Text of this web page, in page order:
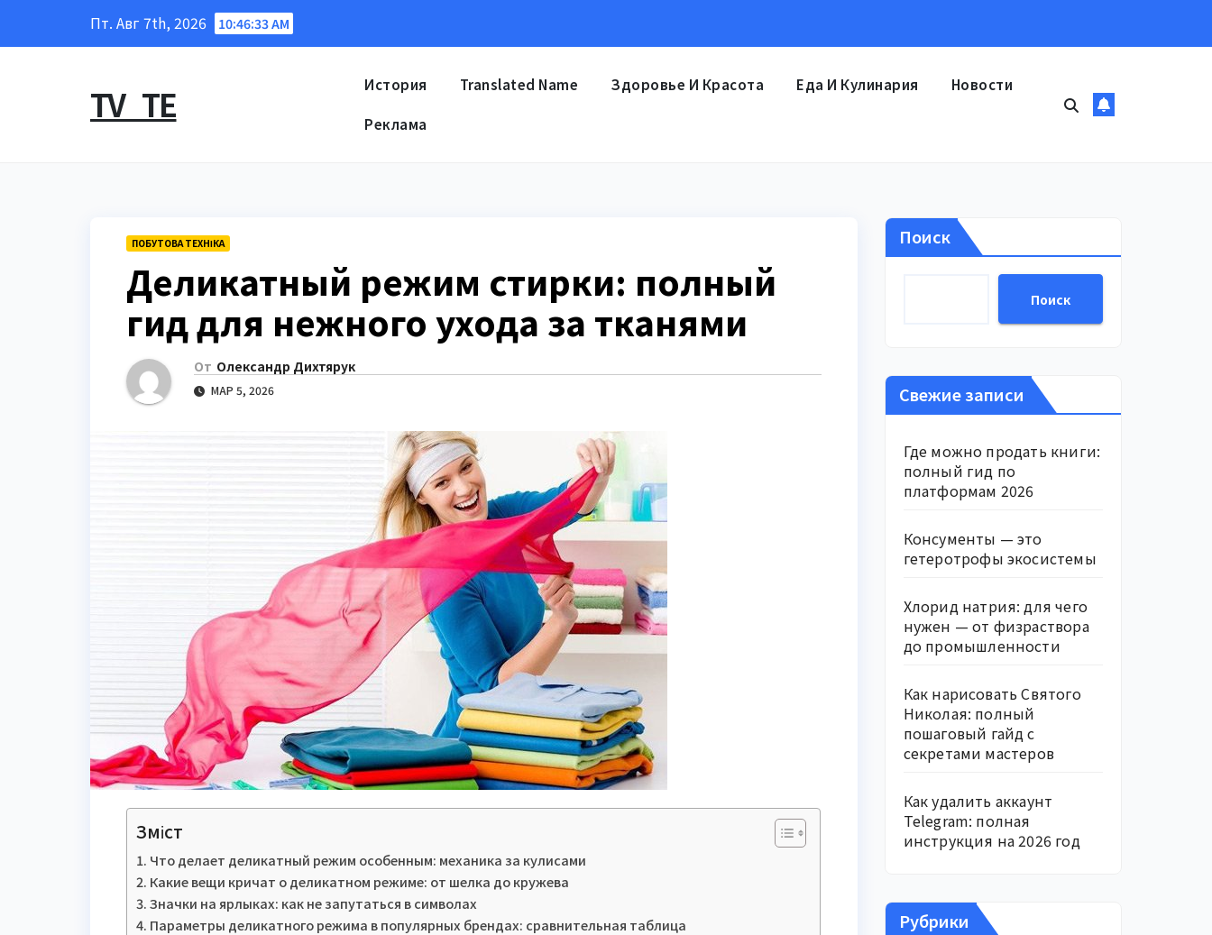
Пт. Авг 7th, 2026 10:46:34 AM
TV_TE История Translated Name Здоровье И Красота Еда И Кулинария Новости
Реклама
ПОБУТОВА ТЕХНІКА
Деликатный режим стирки: полный
гид для нежного ухода за тканями
От Олександр Дихтярук
МАР 5, 2026
Зміст
Что делает деликатный режим особенным: механика за кулисами
Какие вещи кричат о деликатном режиме: от шелка до кружева
Значки на ярлыках: как не запутаться в символах
Параметры деликатного режима в популярных брендах: сравнительная таблица
Поиск
Поиск
Свежие записи
Где можно продать книги:
полный гид по
платформам 2026
Консументы — это
гетеротрофы экосистемы
Хлорид натрия: для чего
нужен — от физраствора
до промышленности
Как нарисовать Святого
Николая: полный
пошаговый гайд с
секретами мастеров
Как удалить аккаунт
Telegram: полная
инструкция на 2026 год
Рубрики